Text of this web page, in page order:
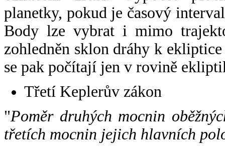
planetky, pokud je časový
Body lze vybrat i mimo
zohledněn sklon dráhy k
se pak počítají jen v rovině
Třetí Keplerův zákon
"Poměr druhých mocnin
třetích mocnin jejich hlavních